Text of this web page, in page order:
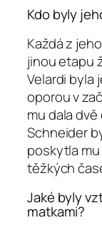
Kdo byly
Každá z
jinou etapu
Velardi byla
oporou v
mu dala
Schneider
poskytla
těžkých
Jaké byly
matkami?